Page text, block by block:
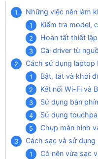
Những việc nên làm
Kiểm tra model,
Hoàn tất thiết
Cài driver từ
Cách sử dụng laptop
Bật, tắt và khởi
Kết nối Wi-Fi và
Sử dụng bàn
Sử dụng
Chụp màn hình
Cách sạc và sử
Có nên vừa sạc